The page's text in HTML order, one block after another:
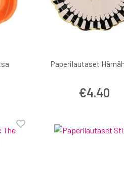
Paperilautaset
€4.40